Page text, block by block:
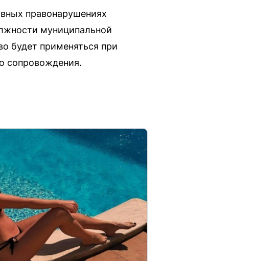
правонарушениях
муниципальной
будет применяться при
сопровождения.